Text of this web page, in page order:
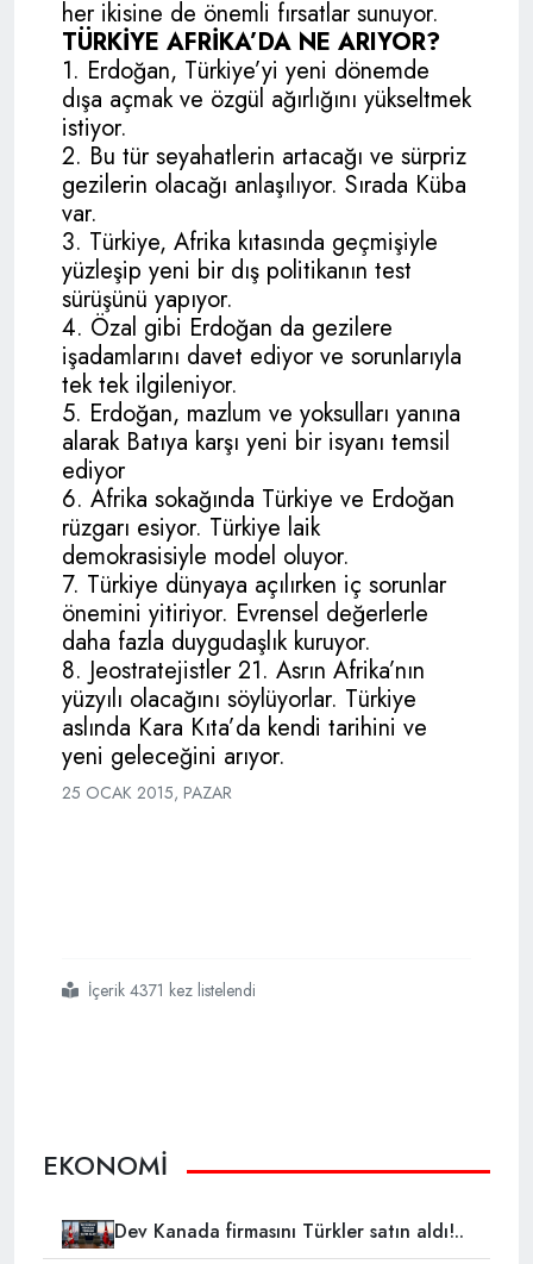
her ikisine de önemli fırsatlar sunuyor.
TÜRKİYE AFRİKA’DA NE ARIYOR?
1. Erdoğan, Türkiye’yi yeni dönemde
dışa açmak ve özgül ağırlığını yükseltmek
istiyor.
2. Bu tür seyahatlerin artacağı ve sürpriz
gezilerin olacağı anlaşılıyor. Sırada Küba
var.
3. Türkiye, Afrika kıtasında geçmişiyle
yüzleşip yeni bir dış politikanın test
sürüşünü yapıyor.
4. Özal gibi Erdoğan da gezilere
işadamlarını davet ediyor ve sorunlarıyla
tek tek ilgileniyor.
5. Erdoğan, mazlum ve yoksulları yanına
alarak Batıya karşı yeni bir isyanı temsil
ediyor
6. Afrika sokağında Türkiye ve Erdoğan
rüzgarı esiyor. Türkiye laik
demokrasisiyle model oluyor.
7. Türkiye dünyaya açılırken iç sorunlar
önemini yitiriyor. Evrensel değerlerle
daha fazla duygudaşlık kuruyor.
8. Jeostratejistler 21. Asrın Afrika’nın
yüzyılı olacağını söylüyorlar. Türkiye
aslında Kara Kıta’da kendi tarihini ve
yeni geleceğini arıyor.
25 OCAK 2015, PAZAR
#afrikada
#ne
#işimiz
#var
#derseniz
İçerik 4371 kez listelendi
EKONOMİ
Dev Kanada firmasını Türkler satın aldı!..